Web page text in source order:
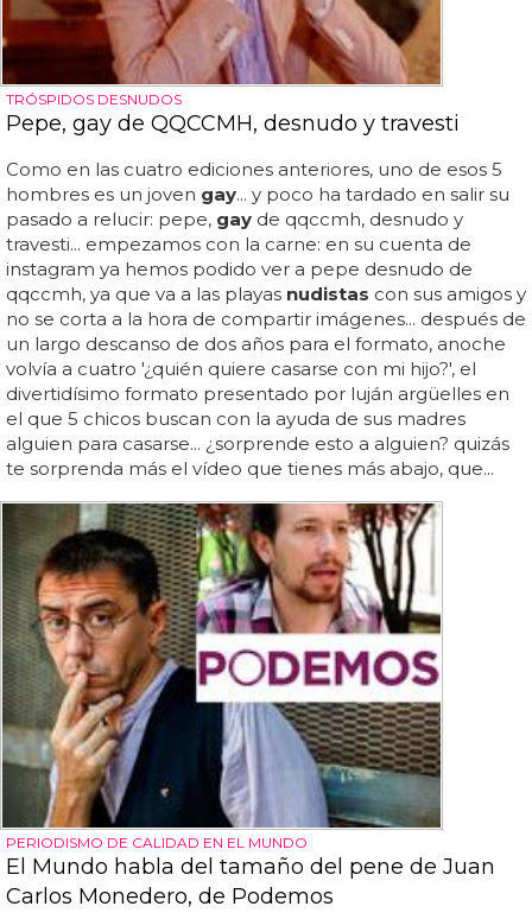
TRÓSPIDOS DESNUDOS
Pepe, gay de QQCCMH, desnudo y travesti
Como en las cuatro ediciones anteriores, uno de esos 5
hombres es un joven gay... y poco ha tardado en salir su
pasado a relucir: pepe, gay de qqccmh, desnudo y
travesti... empezamos con la carne: en su cuenta de
instagram ya hemos podido ver a pepe desnudo de
qqccmh, ya que va a las playas nudistas con sus amigos y
no se corta a la hora de compartir imágenes... después de
un largo descanso de dos años para el formato, anoche
volvía a cuatro '¿quién quiere casarse con mi hijo?', el
divertidísimo formato presentado por luján argüelles en
el que 5 chicos buscan con la ayuda de sus madres
alguien para casarse... ¿sorprende esto a alguien? quizás
te sorprenda más el vídeo que tienes más abajo, que...
PERIODISMO DE CALIDAD EN EL MUNDO
El Mundo habla del tamaño del pene de Juan
Carlos Monedero, de Podemos